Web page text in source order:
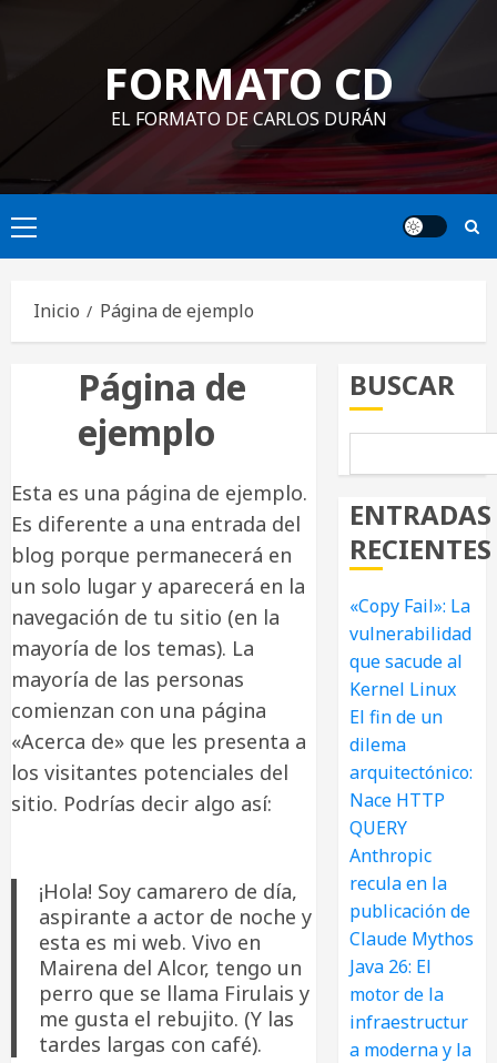
FORMATO CD
EL FORMATO DE CARLOS DURÁN
Menú
principal
Inicio Página de ejemplo
Página de
ejemplo
Esta es una página de ejemplo.
Es diferente a una entrada del
blog porque permanecerá en
un solo lugar y aparecerá en la
navegación de tu sitio (en la
mayoría de los temas). La
mayoría de las personas
comienzan con una página
«Acerca de» que les presenta a
los visitantes potenciales del
sitio. Podrías decir algo así:
¡Hola! Soy camarero de día,
aspirante a actor de noche y
esta es mi web. Vivo en
Mairena del Alcor, tengo un
perro que se llama Firulais y
me gusta el rebujito. (Y las
tardes largas con café).
BUSCAR
ENTRADAS
RECIENTES
«Copy Fail»: La
vulnerabilidad
que sacude al
Kernel Linux
El fin de un
dilema
arquitectónico:
Nace HTTP
QUERY
Anthropic
recula en la
publicación de
Claude Mythos
Java 26: El
motor de la
infraestructur
a moderna y la